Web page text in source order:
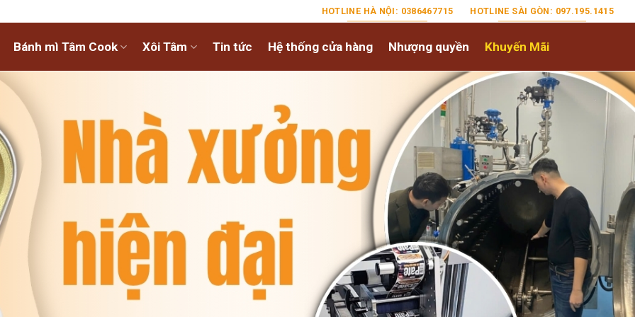
HOTLINE HÀ NỘI: 0386467715 HOTLINE SÀI GÒN: 097.195.1415
Bánh mì Tâm Cook Xôi Tâm Tin tức Hệ thống cửa hàng Nhượng quyền Khuyến Mãi